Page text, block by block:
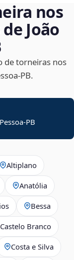
nos
João
de torneiras nos
PB
Altiplano
Anatólia
Bessa
Castelo Branco
Costa e Silva